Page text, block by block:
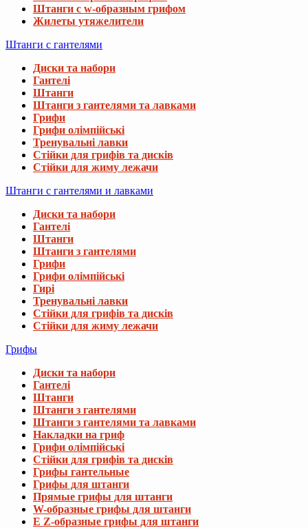
Штанги с w-образным грифом
Жилеты утяжелители
Штанги с гантелями
Диски та набори
Гантелі
Штанги
Штанги з гантелями та лавками
Грифи
Грифи олімпійські
Тренувальні лавки
Стійки для грифів та дисків
Стійки для жиму лежачи
Штанги с гантелями и лавками
Диски та набори
Гантелі
Штанги
Штанги з гантелями
Грифи
Грифи олімпійські
Гирі
Тренувальні лавки
Стійки для грифів та дисків
Стійки для жиму лежачи
Грифы
Диски та набори
Гантелі
Штанги
Штанги з гантелями
Штанги з гантелями та лавками
Накладки на гриф
Грифи олімпійські
Стійки для грифів та дисків
Грифы гантельные
Грифы для штанги
Прямые грифы для штанги
W-образные грифы для штанги
E Z-образные грифы для штанги